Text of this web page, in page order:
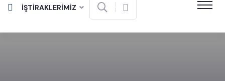
İŞTİRAKLERİMİZ